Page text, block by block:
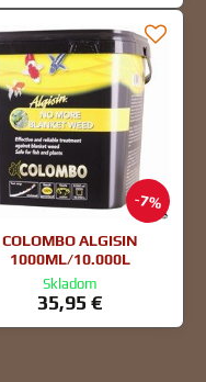
7%
COLOMBO ALGISIN
1000ML/10.000L
Skladom
35,95 €